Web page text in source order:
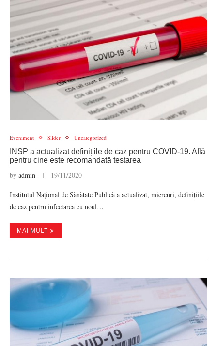
Eveniment Slider Uncategorized
INSP a actualizat definițiile de caz pentru COVID-19. Află
pentru cine este recomandată testarea
by admin 19/11/2020
Institutul Național de Sănătate Publică a actualizat, miercuri, definițiile
de caz pentru infectarea cu noul…
MAI MULT